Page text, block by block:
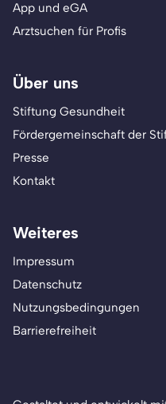
App und eGA
Arztsuchen für Profis
Über uns
Stiftung Gesundheit
Fördergemeinschaft der
Presse
Kontakt
Weiteres
Impressum
Datenschutz
Nutzungsbedingungen
Barrierefreiheit